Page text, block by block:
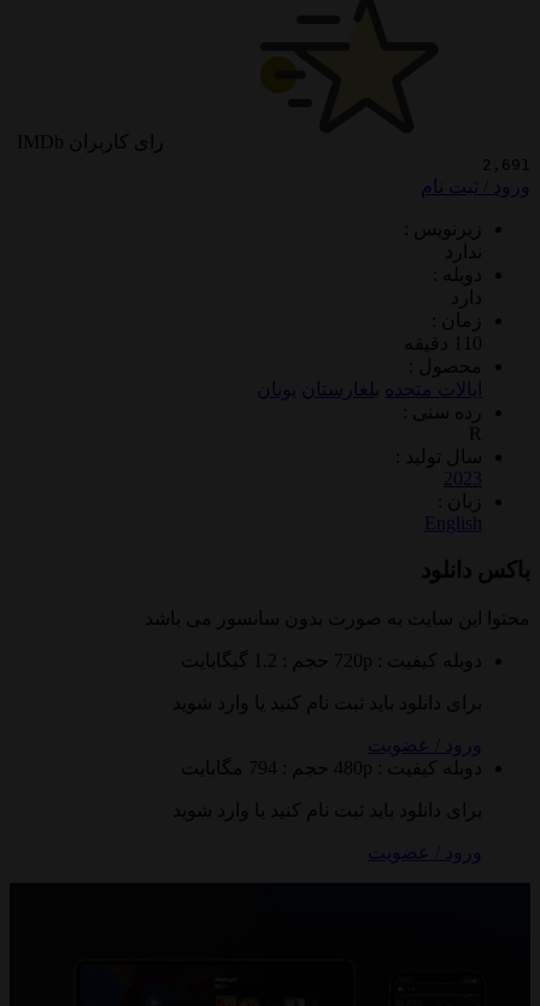
نام
:
:
متحده بلغارستان
یونان
سنی :
:
سایت به صورت بدون سانسور می باشد
کیفیت : 720p حجم : 1.2 گیگابایت
دانلود باید ثبت نام کنید یا وارد شوید
/ عضویت
کیفیت : 480p حجم : 794 مگابایت
دانلود باید ثبت نام کنید یا وارد شوید
/ عضویت